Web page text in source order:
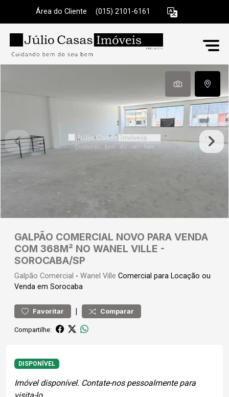
Área do Cliente (015) 2101-6161
GALPÃO COMERCIAL NOVO PARA VENDA
COM 368M² NO WANEL VILLE -
SOROCABA/SP
Galpão Comercial - Wanel Ville Comercial para Locação ou
Venda em Sorocaba
Favoritar | Comparar
Compartilhe:
DISPONÍVEL
Imóvel disponível. Contate-nos pessoalmente para